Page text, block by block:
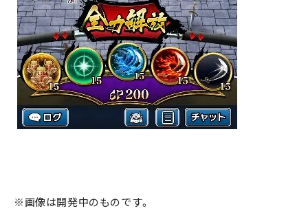
※画像は開発中のものです。